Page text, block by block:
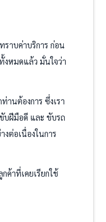
ราบค่าบริการ ก่อน
งหมดแล้ว มั่นใจว่า
านต้องการ ซึ่งเรา
บฝีมือดี และ ขับรถ
ต่อเนื่องในการ
ค้าที่เคยเรียกใช้